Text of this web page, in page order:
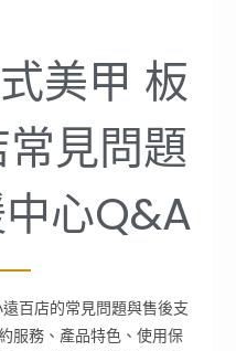
美甲 板
見問題
心Q&A
百店的常見問題與售後支
服務、產品特色、使用保